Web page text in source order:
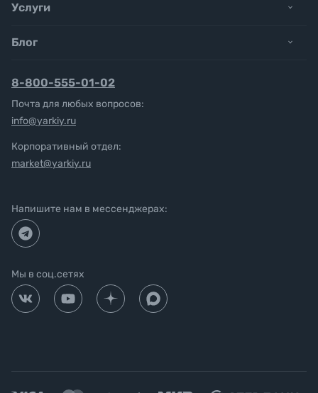
Услуги
Блог
8-800-555-01-02
Почта для любых вопросов:
info@yarkiy.ru
Корпоративный отдел:
market@yarkiy.ru
Напишите нам в мессенджерах:
Мы в соц.сетях